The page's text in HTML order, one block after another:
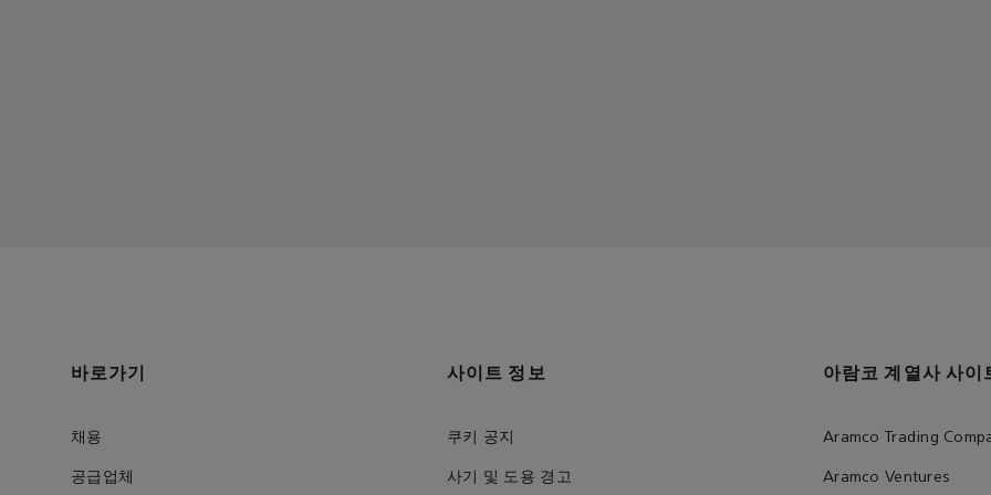
바로가기
채용
공급업체
사이트 정보
쿠키 공지
사기 및 도용 경고
아람코 계열사 사이
Aramco Trading
Aramco Ventures